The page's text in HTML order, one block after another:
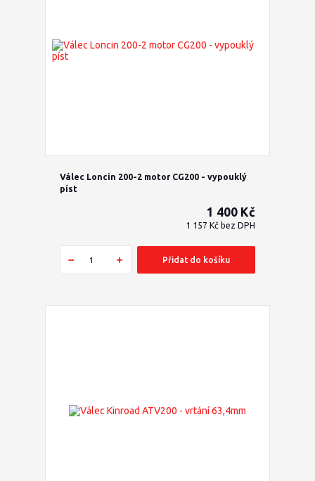
Válec Loncin 200-2 motor CG200 - vypouklý
píst
1 400 Kč
1 157 Kč bez DPH
Přidat do košíku